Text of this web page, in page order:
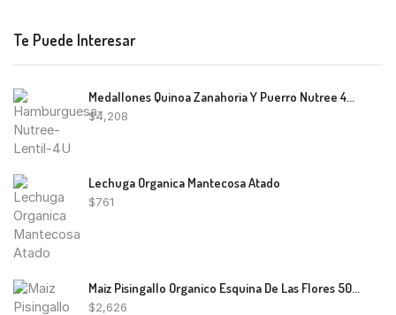
Te Puede Interesar
Medallones Quinoa Zanahoria Y Puerro Nutree 400g
$4,208
Lechuga Organica Mantecosa Atado
$761
Maiz Pisingallo Organico Esquina De Las Flores 500G
$2,626